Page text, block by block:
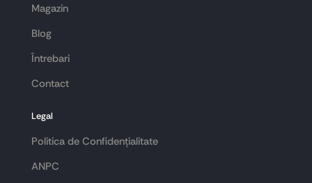
Magazin
Blog
Întrebari
Contact
Legal
Politica de Confidențialitate
ANPC